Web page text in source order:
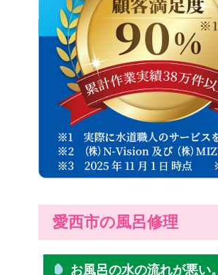
愛西市の風呂修理
お風呂の水の流れが悪い。